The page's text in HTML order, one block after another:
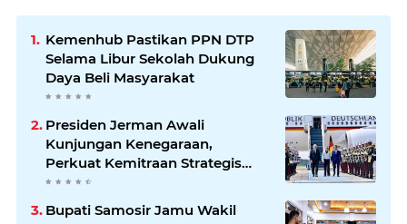
Kemenhub Pastikan PPN DTP
Selama Libur Sekolah Dukung
Daya Beli Masyarakat
Presiden Jerman Awali
Kunjungan Kenegaraan,
Perkuat Kemitraan Strategis
Indonesia–Jerman
Bupati Samosir Jamu Wakil